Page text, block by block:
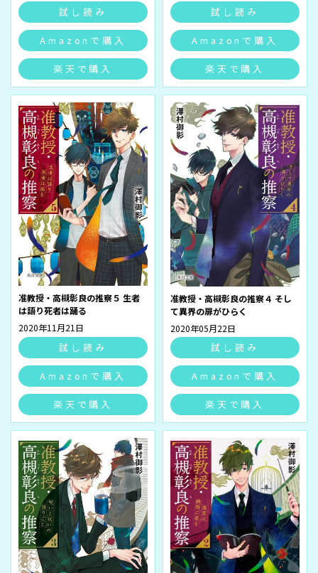
試し読み
Amazonで購入
楽天で購入
試し読み
Amazonで購入
楽天で購入
准教授・高槻彰良の推察５ 生者
は語り死者は踊る
2020年11月21日
試し読み
Amazonで購入
楽天で購入
准教授・高槻彰良の推察４ そし
て異界の扉がひらく
2020年05月22日
試し読み
Amazonで購入
楽天で購入